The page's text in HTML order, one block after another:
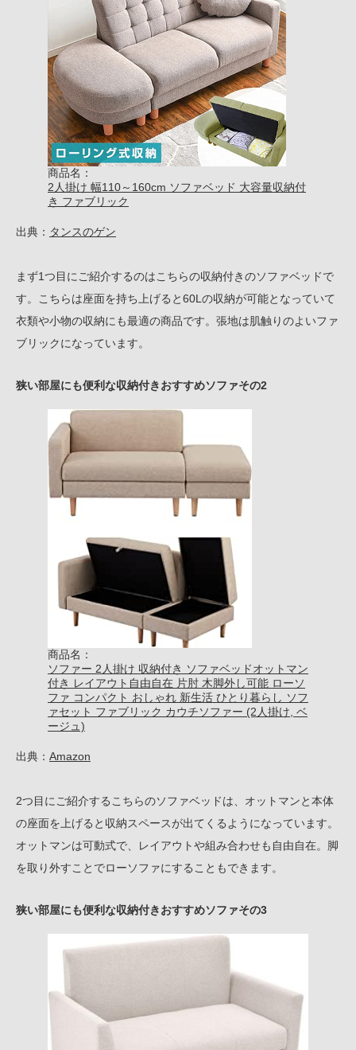
商品名：
2人掛け 幅110～160cm ソファベッド 大容量収納付
き ファブリック
出典： タンスのゲン
まず1つ目にご紹介するのはこちらの収納付きのソファベッドで
す。こちらは座面を持ち上げると60Lの収納が可能となっていて
衣類や小物の収納にも最適の商品です。張地は肌触りのよいファ
ブリックになっています。
狭い部屋にも便利な収納付きおすすめソファその2
商品名：
ソファー 2人掛け 収納付き ソファベッドオットマン
付き レイアウト自由自在 片肘 木脚外し可能 ローソ
ファ コンパクト おしゃれ 新生活 ひとり暮らし ソフ
ァセット ファブリック カウチソファー (2人掛け, ベ
ージュ)
出典： Amazon
2つ目にご紹介するこちらのソファベッドは、オットマンと本体
の座面を上げると収納スペースが出てくるようになっています。
オットマンは可動式で、レイアウトや組み合わせも自由自在。脚
を取り外すことでローソファにすることもできます。
狭い部屋にも便利な収納付きおすすめソファその3